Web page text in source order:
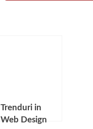
Trenduri in
Web Design